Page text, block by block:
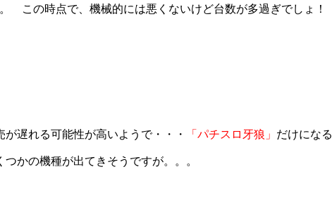
グランドクローズ
この時点で、機械的には悪くないけど台数が多過ぎでしょ！
遅れる可能性が高いようで・・・ 「パチスロ牙狼」 だけになる
かの機種が出てきそうですが。。。